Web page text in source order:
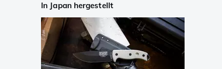
In Japan hergestellt